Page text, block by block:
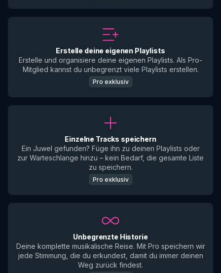
Erstelle deine eigenen Playlists
Erstelle und organisiere deine eigenen Playlists. Als Pro-
Mitglied kannst du unbegrenzt viele Playlists erstellen.
Pro exklusiv
Einzelne Tracks speichern
Ein Juwel gefunden? Füge ihn zu deinen Playlists oder
zur Warteschlange hinzu – kein Bedarf, die gesamte Liste
zu speichern.
Pro exklusiv
Unbegrenzte Historie
Deine komplette musikalische Reise. Mit Pro speichern wir
jede Stimmung, die du erkundest, damit du immer deinen
Weg zurück findest.